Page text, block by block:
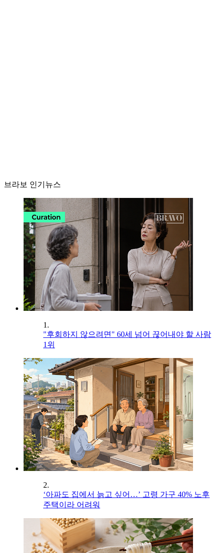
브라보 인기뉴스
1.
"후회하지 않으려면" 60세 넘어 끊어내야 할 사람
1위
2.
‘아파도 집에서 늙고 싶어…’ 고령 가구 40% 노후
주택이라 어려워